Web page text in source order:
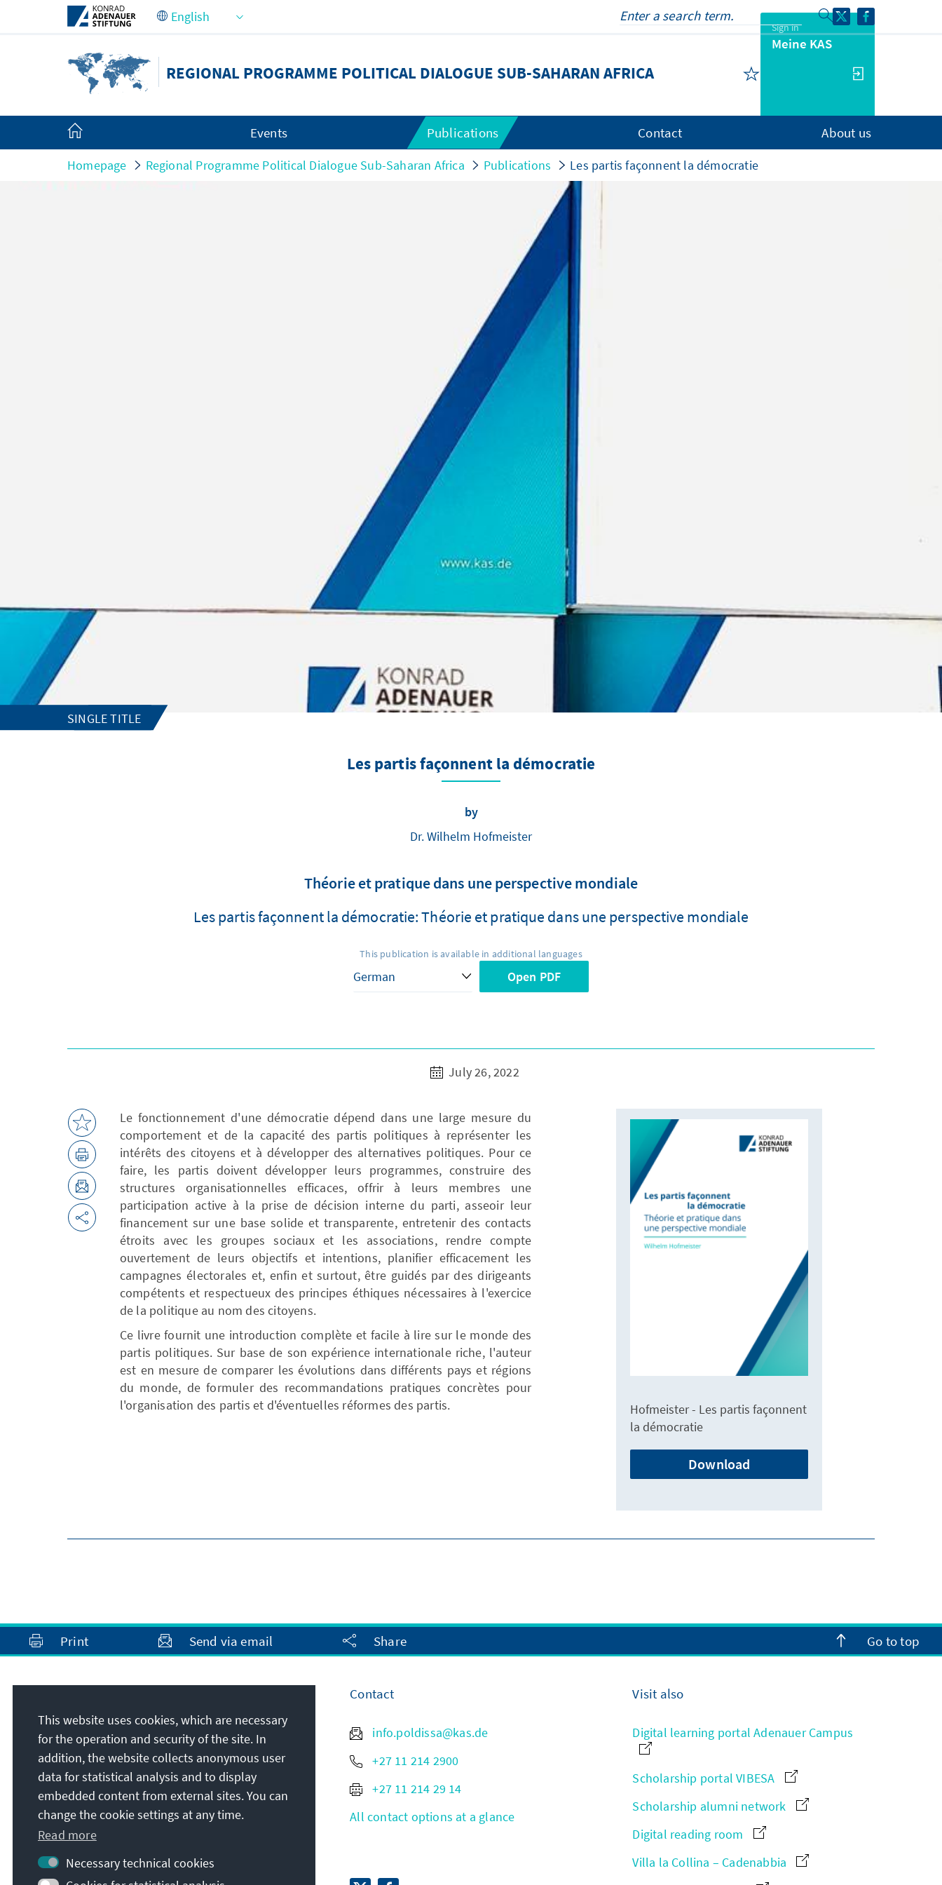
Skip to Main Content
REGIONAL PROGRAMME POLITICAL DIALOGUE SUB-SAHARAN AFRICA
Sign in
Meine KAS
Events Publications Contact About us
Homepage Regional Programme Political Dialogue Sub-Saharan Africa Publications Les partis façonnent la démocratie
SINGLE TITLE
Les partis façonnent la démocratie
by
Dr. Wilhelm Hofmeister
Théorie et pratique dans une perspective mondiale
Les partis façonnent la démocratie: Théorie et pratique dans une perspective mondiale
This publication is available in additional languages
Open PDF
July 26, 2022
Le fonctionnement d'une démocratie dépend dans une large mesure du
comportement et de la capacité des partis politiques à représenter les
intérêts des citoyens et à développer des alternatives politiques. Pour ce
faire, les partis doivent développer leurs programmes, construire des
structures organisationnelles efficaces, offrir à leurs membres une
participation active à la prise de décision interne du parti, asseoir leur
financement sur une base solide et transparente, entretenir des contacts
étroits avec les groupes sociaux et les associations, rendre compte
ouvertement de leurs objectifs et intentions, planifier efficacement les
campagnes électorales et, enfin et surtout, être guidés par des dirigeants
compétents et respectueux des principes éthiques nécessaires à l'exercice
de la politique au nom des citoyens.
Ce livre fournit une introduction complète et facile à lire sur le monde des
partis politiques. Sur base de son expérience internationale riche, l'auteur
est en mesure de comparer les évolutions dans différents pays et régions
du monde, de formuler des recommandations pratiques concrètes pour
l'organisation des partis et d'éventuelles réformes des partis.
Hofmeister - Les partis façonnent
la démocratie
Download
Print Send via email Share Go to top
Konrad-Adenauer-Stiftung e.V.
Regional Programme Political Dialogue Sub-
Saharan Africa
60 Hume Road, P.O. Box 55012 Northlands
2116
2196Dunkeld / Johannesburg
Republic of South Africa
Contact
info.poldissa@kas.de
+27 11 214 2900
+27 11 214 29 14
All contact options at a glance
Visit also
Digital learning portal Adenauer Campus
Scholarship portal VIBESA
Scholarship alumni network
Digital reading room
Villa la Collina – Cadenabbia
This website uses cookies, which are necessary
for the operation and security of the site. In
addition, the website collects anonymous user
data for statistical analysis and to display
embedded content from external sites. You can
change the cookie settings at any time.
Read more
Necessary technical cookies